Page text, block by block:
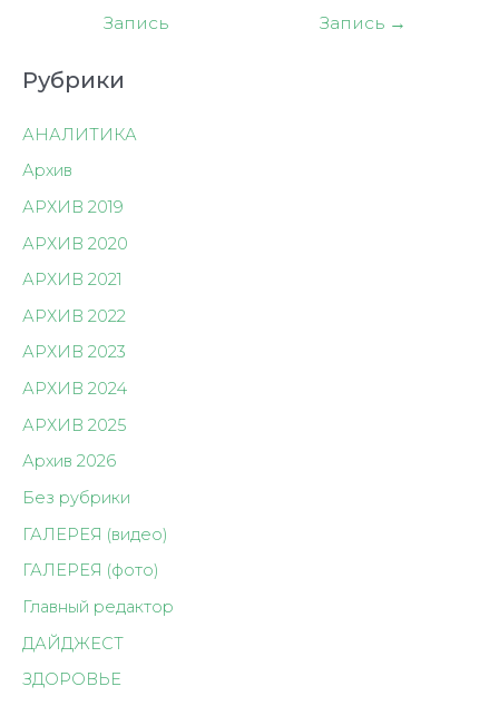
Запись
Запись →
Рубрики
АНАЛИТИКА
Архив
АРХИВ 2019
АРХИВ 2020
АРХИВ 2021
АРХИВ 2022
АРХИВ 2023
АРХИВ 2024
АРХИВ 2025
Архив 2026
Без рубрики
ГАЛЕРЕЯ (видео)
ГАЛЕРЕЯ (фото)
Главный редактор
ДАЙДЖЕСТ
ЗДОРОВЬЕ